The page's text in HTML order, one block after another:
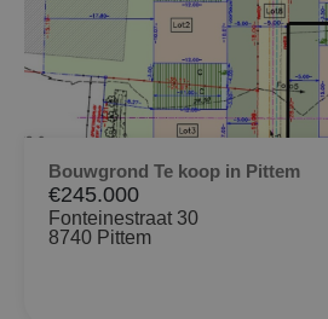
Bouwgrond Te koop in Pittem
€245.000
Fonteinestraat 30
8740 Pittem